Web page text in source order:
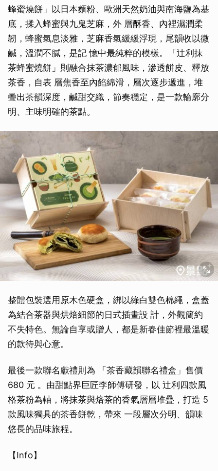
蜂蜜燒餅」以日本麵粉、歐洲天然奶油與南海鹽為基
底，揉入蜂蜜與九鬼芝麻，外 層酥香、內裡濕潤柔
韌，蜂蜜氣息淡雅，芝麻香氣緩緩浮現，尾韻收以微
鹹，溫潤不膩，是記 憶中最純粹的模樣。「辻利抹
茶蜂蜜燒餅」則融合抹茶濃郁風味，滲透餅皮、釋放
茶香，自表 層焦香至內餡綿滑，層次逐步遞進，堆
疊出茶韻深度，鹹甜交織，節奏穩定，是一款輪廓分
明、主味明確的茶點。
整體包裝選用原木色硬盒，綁以綠白雙色棉繩，盒蓋
為結合茶器與烘焙細節的日式插畫設 計，外觀簡約
不失特色。無論自享或贈人，都是新春佳節裡最溫暖
的款待與心意。
最後一款聯名獻禮則為 「茶香藏韻聯名禮盒」售價
680 元 。由甜點界巨匠李師傅研發，以 辻利四款風
格茶粉為軸，將抹茶與焙茶的香氣層層堆疊，打造 5
款風味獨具的茶香餅乾，帶來 一段層次分明、韻味
悠長的品味旅程。
【Info】